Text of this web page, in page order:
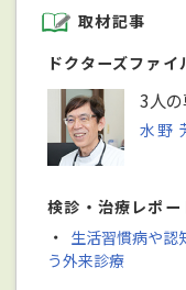
取材記事
ドクターズファイ
3人
水野
検診・治療レポー
・ 生活習慣病や認
う外来診療